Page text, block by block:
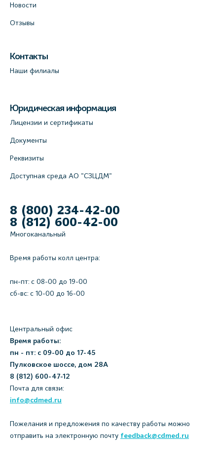
Новости
Отзывы
Контакты
Наши филиалы
Юридическая информация
Лицензии и сертификаты
Документы
Реквизиты
Доступная среда АО "СЗЦДМ"
8 (800) 234-42-00
8 (812) 600-42-00
Многоканальный
Время работы колл центра:
пн-пт: c 08-00 до 19-00
сб-вс: с 10-00 до 16-00
Центральный офис
Время работы:
пн - пт: с 09-00 до 17-45
Пулковское шоссе, дом 28А
8 (812) 600-47-12
Почта для связи:
info@cdmed.ru
Пожелания и предложения по качеству работы можно
отправить на электронную почту feedback@cdmed.ru